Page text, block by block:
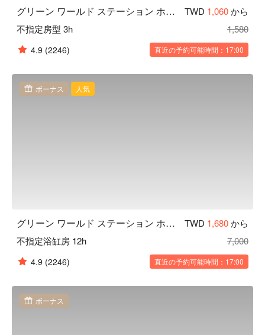
グリーン ワールド ステーション ホテル（洛碁驛大飯店）, 台北 TWD 1,060から
不指定房型 3h
1,580
4.9 (2246) 直近の予約可能時間：17:00
ボーナス 人気
グリーン ワールド ステーション ホテル（洛碁驛大飯店）, 台北 TWD 1,680から
不指定浴缸房 12h
7,000
4.9 (2246) 直近の予約可能時間：17:00
ボーナス